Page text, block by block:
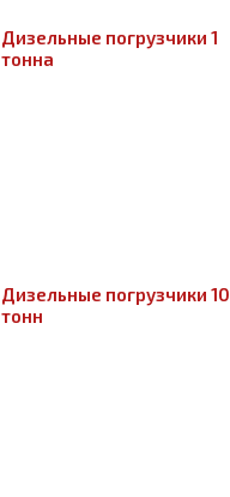
Дизельные погрузчики 1
тонна
Дизельные погрузчики 10
тонн